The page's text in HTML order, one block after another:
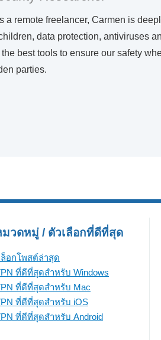
a remote freelancer, Carmen is
data protection, antiviruses
best tools to ensure our safety
parties.
มวดหมู่ / ตัวเลือกที่ดีที่สุด
อกโพสต์ล่าสุด
ที่ดีที่สุดสำหรับ Windows
ที่ดีที่สุดสำหรับ Mac
ที่ดีที่สุดสำหรับ iOS
ที่ดีที่สุดสำหรับ Android